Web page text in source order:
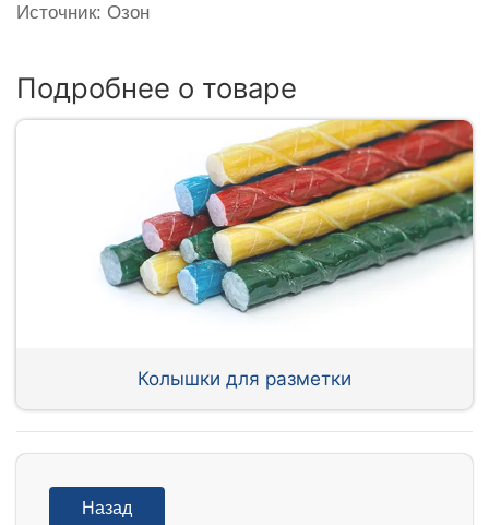
Источник: Озон
Подробнее о товаре
Колышки для разметки
Назад